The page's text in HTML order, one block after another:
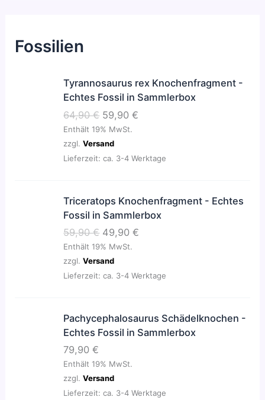
Fossilien
Tyrannosaurus rex Knochenfragment -
Echtes Fossil in Sammlerbox
64,90€
r
p
r
ü
n
i
c
h
e
r
P
i
s
a
r
:
59,90€
k
t
l
P
r
e
i
:
5
0
Enthält 19% MwSt.
zzgl.Versand
Lieferzeit: ca. 3-4 Werktage
Triceratops Knochenfragment - Echtes
Fossil in Sammlerbox
59,90€
r
s
p
r
ü
n
i
c
e
r
P
49,90€
k
t
l
P
r
i
Enthält 19% MwSt.
zzgl.Versand
Lieferzeit: ca. 3-4 Werktage
Pachycephalosaurus Schädelknochen -
Echtes Fossil in Sammlerbox
79,90€
Enthält 19% MwSt.
zzgl.Versand
Lieferzeit: ca. 3-4 Werktage